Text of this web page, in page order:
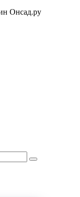
Онсад.ру